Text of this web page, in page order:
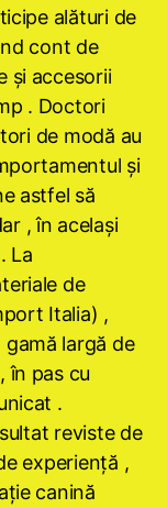
alături de
cont de
şi accesorii
. Doctori
de modă au
şi
astfel să
, în acelaşi
La
de
Italia) ,
largă de
în pas cu
.
reviste de
experienţă ,
canină